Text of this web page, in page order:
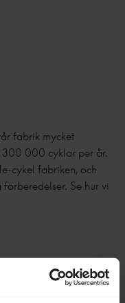
fabrik mycket
300 000 cyklar per år.
cykel fabriken, och
Se hur vi